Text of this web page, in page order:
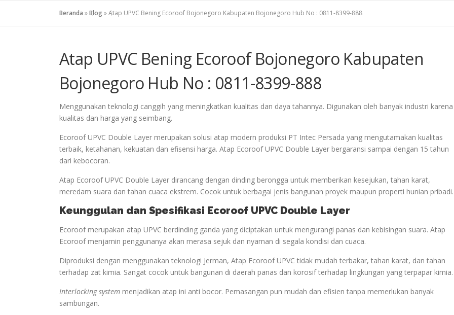
Beranda »Blog»Atap UPVC Bening Ecoroof Bojonegoro Kabupaten Bojonegoro Hub No : 0811-8399-888
Atap UPVC Bening Ecoroof Bojonegoro Kabupaten
Bojonegoro Hub No : 0811-8399-888
Menggunakan teknologi canggih yang meningkatkan kualitas dan daya tahannya. Digunakan oleh banyak industri karena
kualitas dan harga yang seimbang.
Ecoroof UPVC Double Layer merupakan solusi atap modern produksi PT Intec Persada yang mengutamakan kualitas
terbaik, ketahanan, kekuatan dan efisensi harga. Atap Ecoroof UPVC Double Layer bergaransi sampai dengan 15 tahun
dari kebocoran.
Atap Ecoroof UPVC Double Layer dirancang dengan dinding berongga untuk memberikan kesejukan, tahan karat,
meredam suara dan tahan cuaca ekstrem. Cocok untuk berbagai jenis bangunan proyek maupun properti hunian pribadi.
Keunggulan dan Spesifikasi Ecoroof UPVC Double Layer
Ecoroof merupakan atap UPVC berdinding ganda yang diciptakan untuk mengurangi panas dan kebisingan suara. Atap
Ecoroof menjamin penggunanya akan merasa sejuk dan nyaman di segala kondisi dan cuaca.
Diproduksi dengan menggunakan teknologi Jerman, Atap Ecoroof UPVC tidak mudah terbakar, tahan karat, dan tahan
terhadap zat kimia. Sangat cocok untuk bangunan di daerah panas dan korosif terhadap lingkungan yang terpapar kimia.
Interlocking system menjadikan atap ini anti bocor. Pemasangan pun mudah dan efisien tanpa memerlukan banyak
sambungan.